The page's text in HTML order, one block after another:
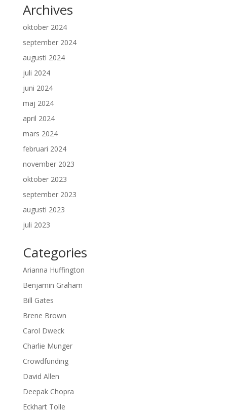
Archives
oktober 2024
september 2024
augusti 2024
juli 2024
juni 2024
maj 2024
april 2024
mars 2024
februari 2024
november 2023
oktober 2023
september 2023
augusti 2023
juli 2023
Categories
Arianna Huffington
Benjamin Graham
Bill Gates
Brene Brown
Carol Dweck
Charlie Munger
Crowdfunding
David Allen
Deepak Chopra
Eckhart Tolle